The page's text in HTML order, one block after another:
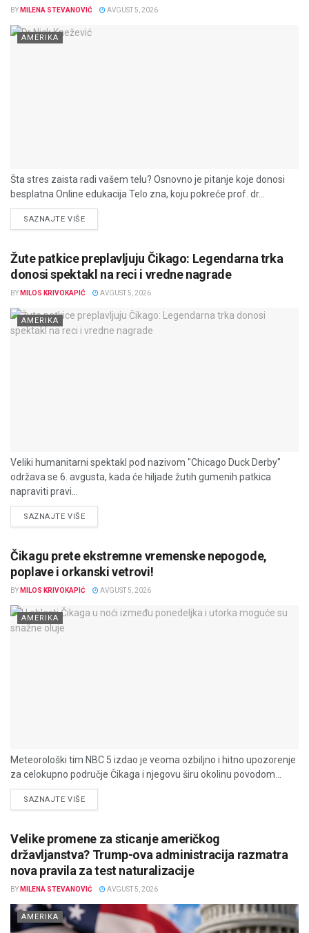
BY MILENA STEVANOVIĆ AVGUST 5, 2026
AMERIKA
Šta stres zaista radi vašem telu? Osnovno je pitanje koje donosi
besplatna Online edukacija Telo zna, koju pokreće prof. dr...
SAZNAJTE VIŠEDETAILS
Žute patkice preplavljuju Čikago: Legendarna trka
donosi spektakl na reci i vredne nagrade
BY MILOS KRIVOKAPIĆ AVGUST 5, 2026
AMERIKA
Veliki humanitarni spektakl pod nazivom "Chicago Duck Derby"
održava se 6. avgusta, kada će hiljade žutih gumenih patkica
napraviti pravi...
SAZNAJTE VIŠEDETAILS
Čikagu prete ekstremne vremenske nepogode,
poplave i orkanski vetrovi!
BY MILOS KRIVOKAPIĆ AVGUST 5, 2026
AMERIKA
Meteorološki tim NBC 5 izdao je veoma ozbiljno i hitno upozorenje
za celokupno područje Čikaga i njegovu širu okolinu povodom...
SAZNAJTE VIŠEDETAILS
Velike promene za sticanje američkog
državljanstva? Trump-ova administracija razmatra
nova pravila za test naturalizacije
BY MILENA STEVANOVIĆ AVGUST 5, 2026
AMERIKA